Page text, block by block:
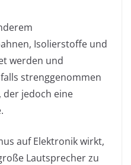
Isolierstoffe und
werden und
strenggenommen
der jedoch eine
auf Elektronik wirkt,
Lautsprecher zu